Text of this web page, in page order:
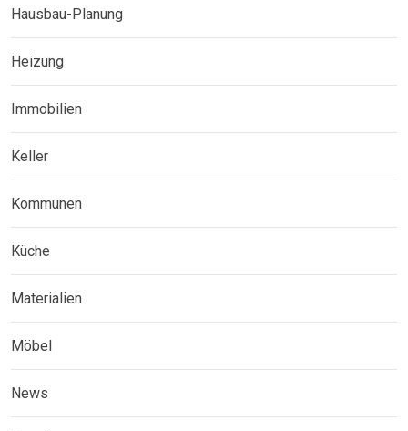
Hausbau-Planung
Heizung
Immobilien
Keller
Kommunen
Küche
Materialien
Möbel
News